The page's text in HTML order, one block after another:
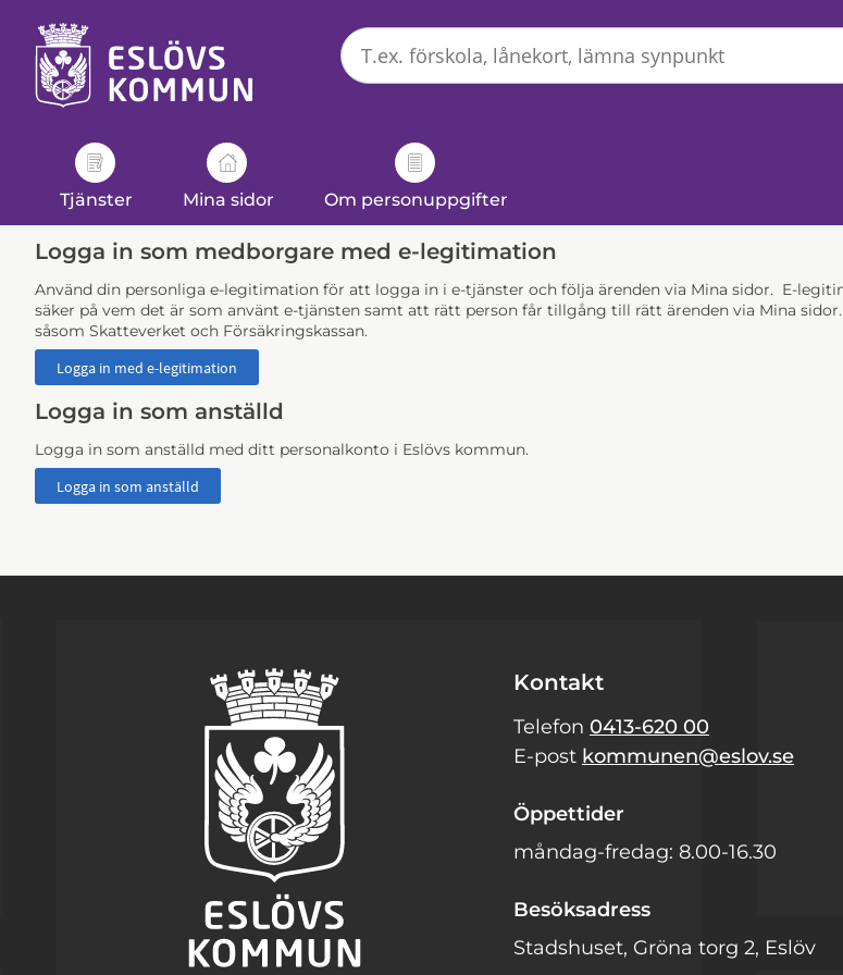
tjänster
kommun
Tjänster Mina sidor Om personuppgifter
Logga in som medborgare med e-legitimation
Använd din personliga e-legitimation för att logga in i e-tjänster och följa ärenden via Mina sidor. E-
säker på vem det är som använt e-tjänsten samt att rätt person får tillgång till rätt ärenden via Mina
såsom Skatteverket och Försäkringskassan.
Logga in som anställd
Logga in som anställd med ditt personalkonto i Eslövs kommun.
Kontakt
Telefon 0413-620 00
E-post kommunen@eslov.se
Öppettider
måndag-fredag: 8.00-16.30
Besöksadress
Stadshuset, Gröna torg 2, Eslöv